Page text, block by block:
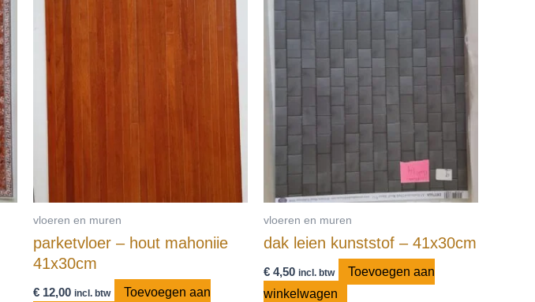
vloeren en muren
parketvloer – hout mahoniie
41x30cm
€12,00 incl. btw
Toevoegen aan
vloeren en muren
dak leien kunststof – 41x30cm
€4,50 incl. btw
Toevoegen aan
winkelwagen